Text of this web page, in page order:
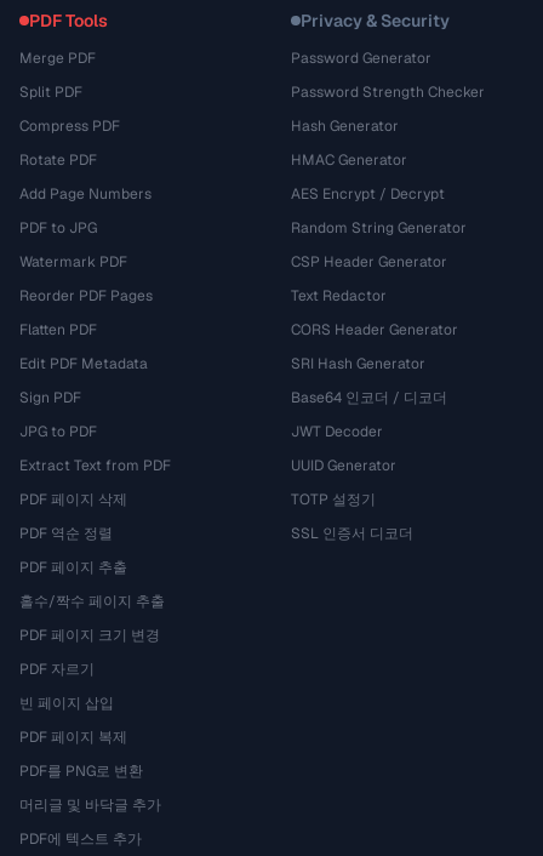
PDF Tools
Merge PDF
Split PDF
Compress PDF
Rotate PDF
Add Page Numbers
PDF to JPG
Watermark PDF
Reorder PDF Pages
Flatten PDF
Edit PDF Metadata
Sign PDF
JPG to PDF
Extract Text from PDF
PDF 페이지 삭제
PDF 역순 정렬
PDF 페이지 추출
홀수/짝수 페이지 추출
PDF 페이지 크기 변경
PDF 자르기
빈 페이지 삽입
PDF 페이지 복제
PDF를 PNG로 변환
머리글 및 바닥글 추가
PDF에 텍스트 추가
Privacy & Security
Password Generator
Password Strength Checker
Hash Generator
HMAC Generator
AES Encrypt / Decrypt
Random String Generator
CSP Header Generator
Text Redactor
CORS Header Generator
SRI Hash Generator
Base64 인코더 / 디코더
JWT Decoder
UUID Generator
TOTP 설정기
SSL 인증서 디코더